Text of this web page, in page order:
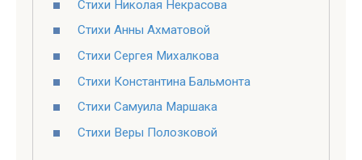
Стихи Николая Некрасова
Стихи Анны Ахматовой
Стихи Сергея Михалкова
Стихи Константина Бальмонта
Стихи Самуила Маршака
Стихи Веры Полозковой